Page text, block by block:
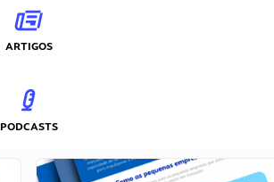
ARTIGOS
PODCASTS